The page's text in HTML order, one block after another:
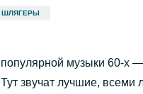
ШЛЯГЕРЫ
музыки 60-х
Тут звучат лучшие,